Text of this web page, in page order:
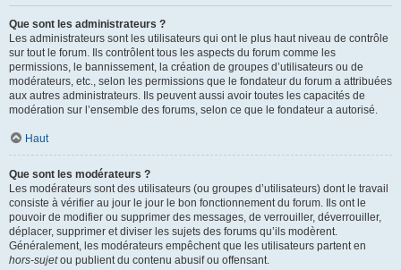
Que sont les administrateurs ?
Les administrateurs sont les utilisateurs qui ont le plus haut niveau de contrôle
sur tout le forum. Ils contrôlent tous les aspects du forum comme les
permissions, le bannissement, la création de groupes d’utilisateurs ou de
modérateurs, etc., selon les permissions que le fondateur du forum a attribuées
aux autres administrateurs. Ils peuvent aussi avoir toutes les capacités de
modération sur l’ensemble des forums, selon ce que le fondateur a autorisé.
Haut
Que sont les modérateurs ?
Les modérateurs sont des utilisateurs (ou groupes d’utilisateurs) dont le travail
consiste à vérifier au jour le jour le bon fonctionnement du forum. Ils ont le
pouvoir de modifier ou supprimer des messages, de verrouiller, déverrouiller,
déplacer, supprimer et diviser les sujets des forums qu’ils modèrent.
Généralement, les modérateurs empêchent que les utilisateurs partent en
hors-sujetou publient du contenu abusif ou offensant.